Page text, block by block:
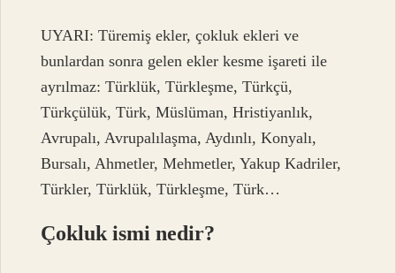
UYARI: Türemiş ekler, çokluk ekleri ve
bunlardan sonra gelen ekler kesme işareti ile
ayrılmaz: Türklük, Türkleşme, Türkçü,
Türkçülük, Türk, Müslüman, Hristiyanlık,
Avrupalı, Avrupalılaşma, Aydınlı, Konyalı,
Bursalı, Ahmetler, Mehmetler, Yakup Kadriler,
Türkler, Türklük, Türkleşme, Türk…
Çokluk ismi nedir?